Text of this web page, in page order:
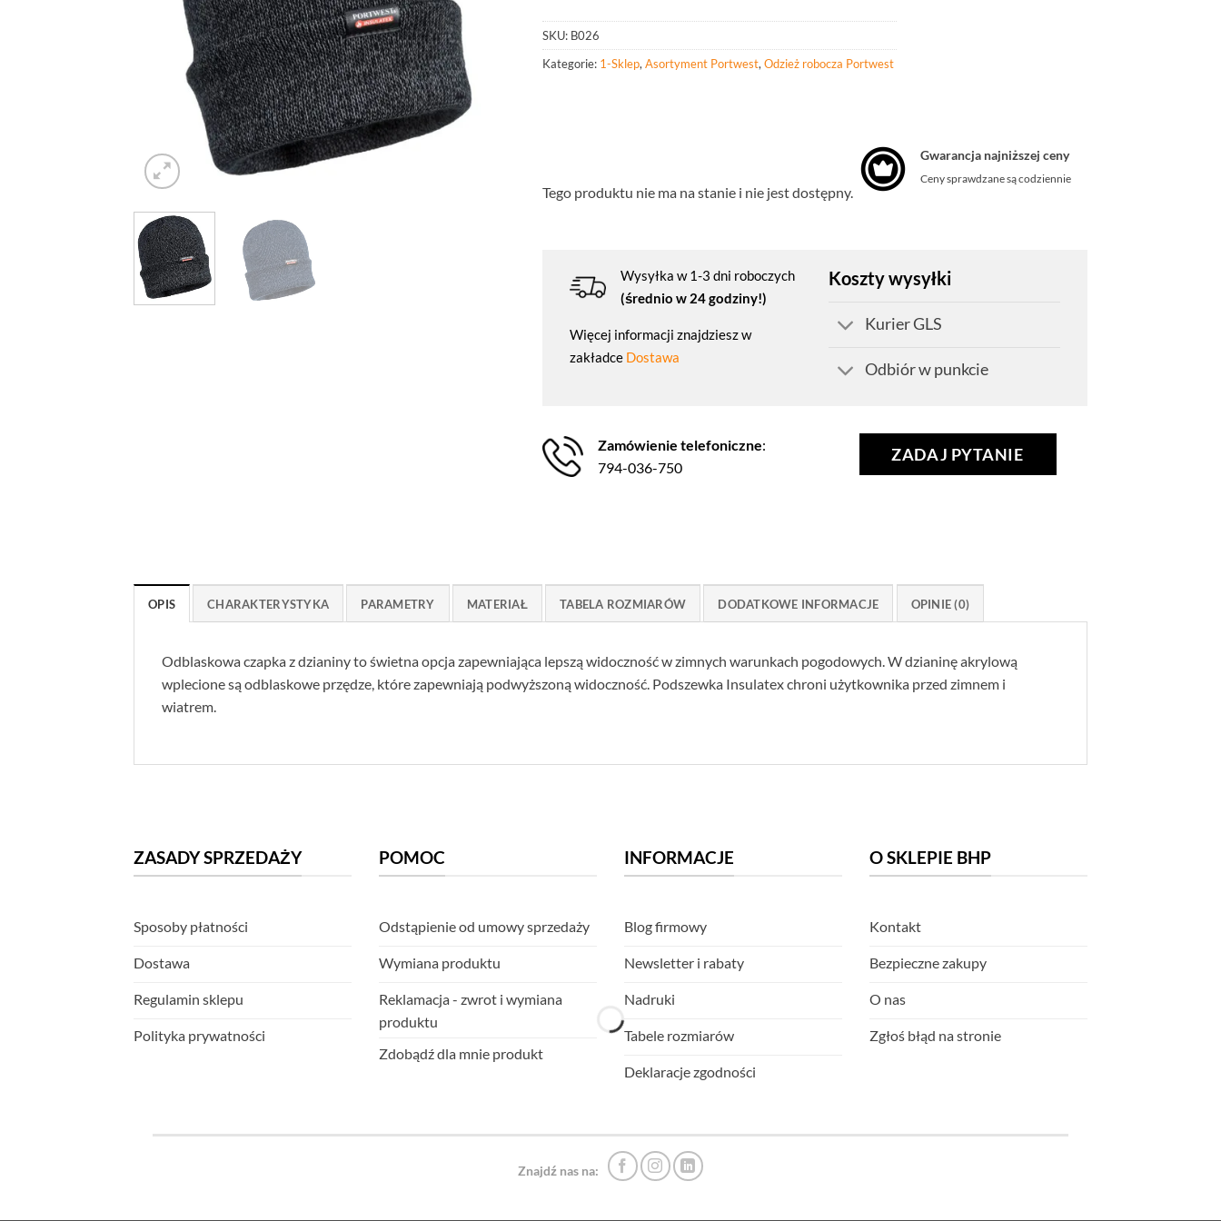
SKU: B026
Kategorie: 1-Sklep, Asortyment Portwest, Odzież robocza Portwest
Tego produktu nie ma na stanie i nie jest dostępny.
Gwarancja najniższej ceny
Ceny sprawdzane są codziennie
Wysyłka w 1-3 dni roboczych
(średnio w 24 godziny!)
Więcej informacji znajdziesz w
zakładce Dostawa
Koszty wysyłki
Kurier GLS
Odbiór w punkcie
Zamówienie telefoniczne:
794-036-750
ZADAJ PYTANIE
OPIS CHARAKTERYSTYKA PARAMETRY MATERIAŁ TABELA ROZMIARÓW DODATKOWE INFORMACJE OPINIE (0)
Odblaskowa czapka z dzianiny to świetna opcja zapewniająca lepszą widoczność w zimnych warunkach pogodowych. W dzianinę akrylową
wplecione są odblaskowe przędze, które zapewniają podwyższoną widoczność. Podszewka Insulatex chroni użytkownika przed zimnem i
wiatrem.
ZASADY SPRZEDAŻY
Sposoby płatności
Dostawa
Regulamin sklepu
Polityka prywatności
POMOC
Odstąpienie od umowy sprzedaży
Wymiana produktu
Reklamacja - zwrot i wymiana
produktu
Zdobądź dla mnie produkt
INFORMACJE
Blog firmowy
Newsletter i rabaty
Nadruki
Tabele rozmiarów
Deklaracje zgodności
O SKLEPIE BHP
Kontakt
Bezpieczne zakupy
O nas
Zgłoś błąd na stronie
Znajdź nas na: